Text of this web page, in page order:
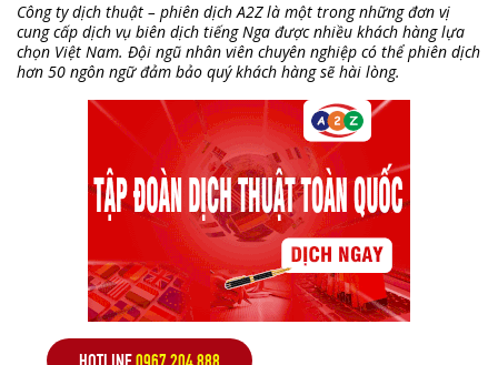
Công ty dịch thuật – phiên dịch A2Z là một trong những đơn vị
cung cấp dịch vụ biên dịch tiếng Nga được nhiều khách hàng lựa
chọn Việt Nam. Đội ngũ nhân viên chuyên nghiệp có thể phiên dịch
hơn 50 ngôn ngữ đảm bảo quý khách hàng sẽ hài lòng.
HOTLINE0967 204 888